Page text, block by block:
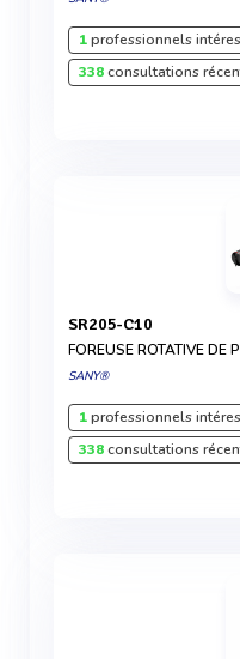
1professionnels
338consultations
SR205-C10
FOREUSE ROTATIVE DE
SANY®
1professionnels
338consultations